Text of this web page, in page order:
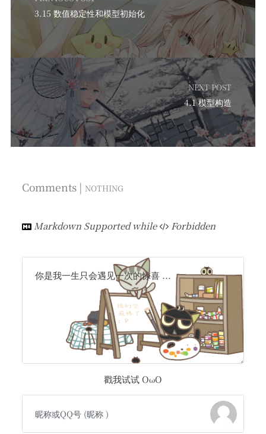
3.15 数值稳定性和模型初始化
NEXT POST
4.1 模型构造
Comments |NOTHING
Markdown Supported while Forbidden
你是我一生只会遇见一次的惊喜 ...
戳我试试 OωO